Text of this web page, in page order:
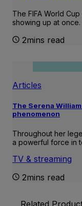
The FIFA World
showing up at
2mins read
Articles
The Serena
phenomenon
Throughout her
a powerful force in
TV & streaming
2mins read